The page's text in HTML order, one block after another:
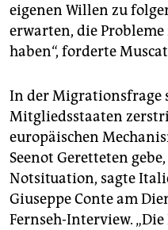
eigenen Willen zu
erwarten, die Probleme
haben“, forderte
In der Migrationsfrage
Mitgliedsstaaten
europäischen
Seenot Geretteten
Notsituation, sagte
Giuseppe Conte am
Fernseh-Interview.